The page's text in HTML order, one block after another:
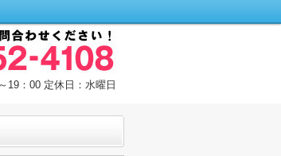
19：00 定休日：水曜日